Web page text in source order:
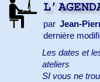
par Jean-
dernière
Les dates et
ateliers
SI vous ne